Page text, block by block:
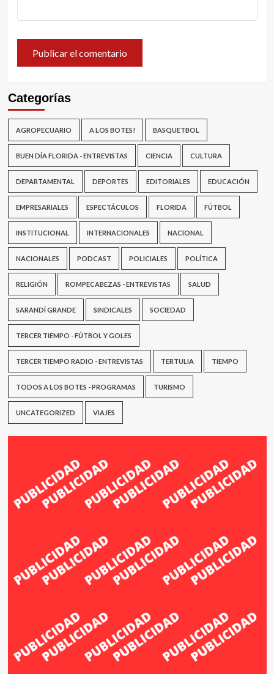
Categorías
AGROPECUARIO A LOS BOTES! BASQUETBOL
BUEN DÍA FLORIDA - ENTREVISTAS CIENCIA CULTURA
DEPARTAMENTAL DEPORTES EDITORIALES EDUCACIÓN
EMPRESARIALES ESPECTÁCULOS FLORIDA FÚTBOL
INSTITUCIONAL INTERNACIONALES NACIONAL
NACIONALES PODCAST POLICIALES POLÍTICA
RELIGIÓN ROMPECABEZAS - ENTREVISTAS SALUD
SARANDÍ GRANDE SINDICALES SOCIEDAD
TERCER TIEMPO - FÚTBOL Y GOLES
TERCER TIEMPO RADIO - ENTREVISTAS TERTULIA TIEMPO
TODOS A LOS BOTES - PROGRAMAS TURISMO
UNCATEGORIZED VIAJES